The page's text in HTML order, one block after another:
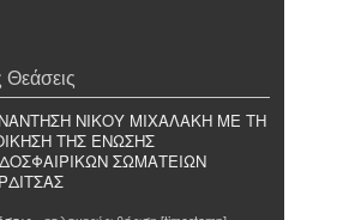
Θεάσεις
ΝΙΚΟΥ ΜΙΧΑΛΑΚΗ ΜΕ ΤΗ
ΤΗΣ ΕΝΩΣΗΣ
ΣΩΜΑΤΕΙΩΝ